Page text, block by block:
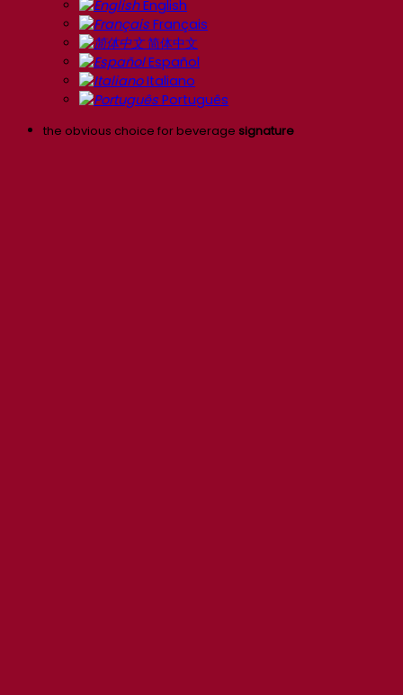
English
Français
简体中文
Español
Italiano
Português
the obvious choice for beverage signature